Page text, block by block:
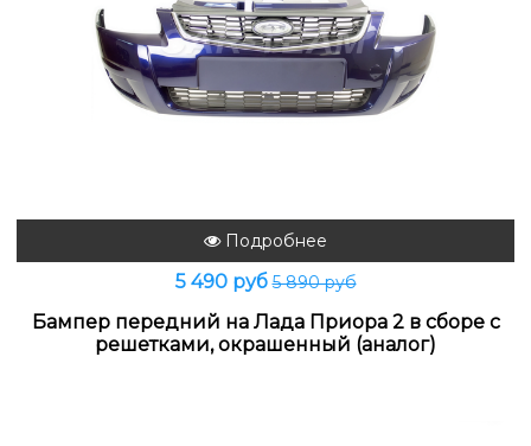
Подробнее
5 490 руб5 890 руб
Бампер передний на Лада Приора 2 в сборе с
решетками, окрашенный (аналог)